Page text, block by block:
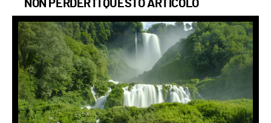
NON PERDERTI QUESTO ARTICOLO